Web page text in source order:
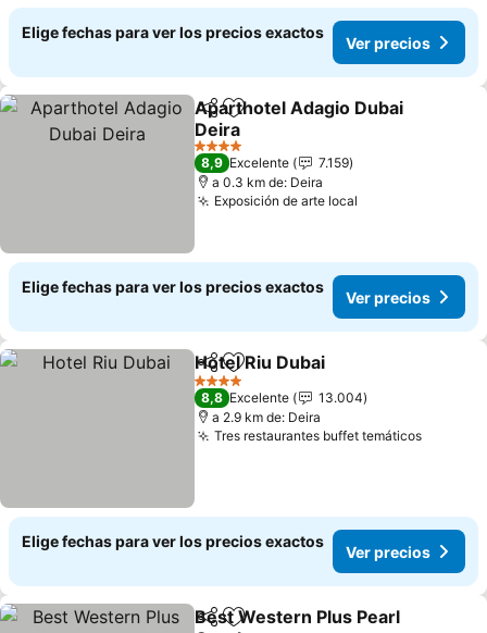
Elige fechas para ver los precios exactos
Ver precios
CompartirAgregar a favoritos
Aparthotel Adagio Dubai
Deira
4 Estrellas
8,9 Excelente
7.159
a 0.3 km de: Deira
Exposición de arte local
Elige fechas para ver los precios exactos
Ver precios
CompartirAgregar a favoritos
Hotel Riu Dubai
4 Estrellas
8,8 Excelente
13.004
a 2.9 km de: Deira
Tres restaurantes buffet temáticos
Elige fechas para ver los precios exactos
Ver precios
CompartirAgregar a favoritos
Best Western Plus Pearl